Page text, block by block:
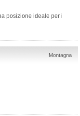
posizione ideale per i
Montagna